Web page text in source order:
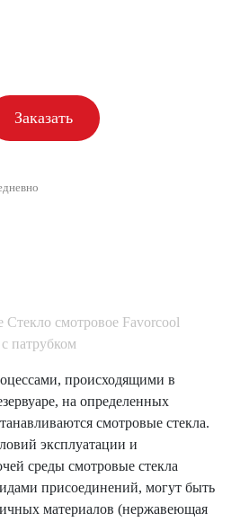
Заказать
смотровое Favorcool
патрубком
происходящими в
на определенных
смотровые стекла.
эксплуатации и
среды смотровые стекла
присоединений, могут быть
материалов (нержавеющая